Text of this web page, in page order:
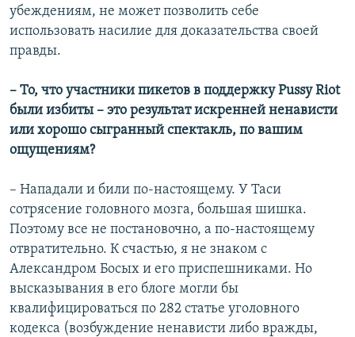
убеждениям, не может позволить себе
использовать насилие для доказательства своей
правды.
– То, что участники пикетов в поддержку Pussy Riot
были избиты – это результат искренней ненависти
или хорошо сыгранный спектакль, по вашим
ощущениям?
– Нападали и били по-настоящему. У Таси
сотрясение головного мозга, большая шишка.
Поэтому все не постановочно, а по-настоящему
отвратительно. К счастью, я не знаком с
Александром Босых и его приспешниками. Но
высказывания в его блоге могли бы
квалифицироваться по 282 статье уголовного
кодекса (возбуждение ненависти либо вражды,